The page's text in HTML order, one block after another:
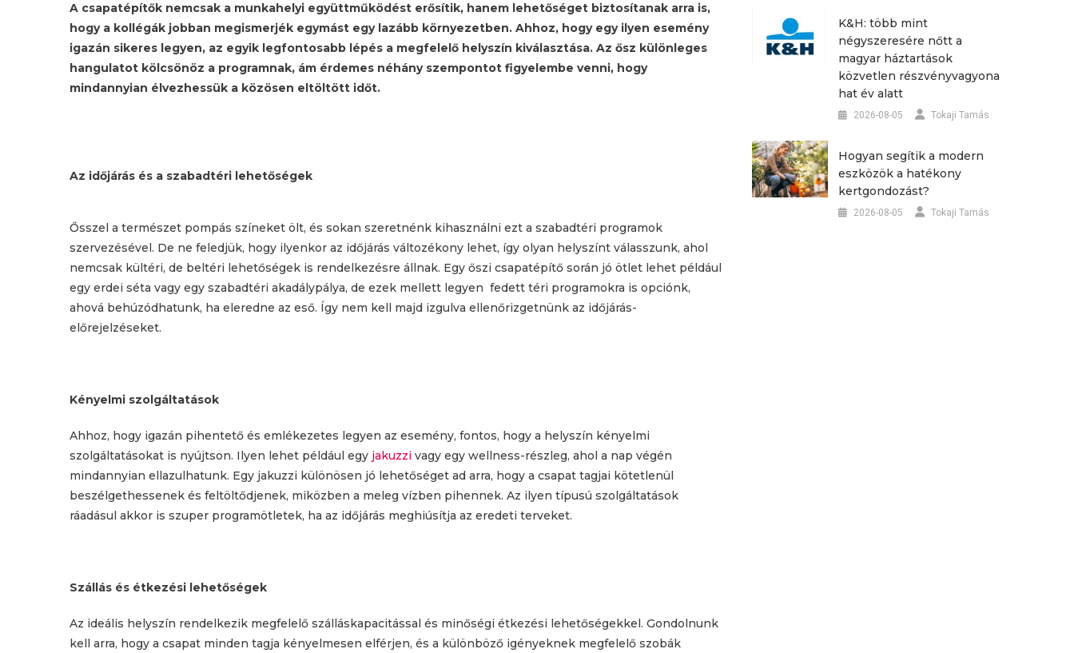
A csapatépítők nemcsak a munkahelyi együttműködést erősítik, hanem lehetőséget biztosítanak arra is,
hogy a kollégák jobban megismerjék egymást egy lazább környezetben. Ahhoz, hogy egy ilyen esemény
igazán sikeres legyen, az egyik legfontosabb lépés a megfelelő helyszín kiválasztása. Az ősz különleges
hangulatot kölcsönöz a programnak, ám érdemes néhány szempontot figyelembe venni, hogy
mindannyian élvezhessük a közösen eltöltött időt.
Az időjárás és a szabadtéri lehetőségek
Ősszel a természet pompás színeket ölt, és sokan szeretnénk kihasználni ezt a szabadtéri programok
szervezésével. De ne feledjük, hogy ilyenkor az időjárás változékony lehet, így olyan helyszínt válasszunk, ahol
nemcsak kültéri, de beltéri lehetőségek is rendelkezésre állnak. Egy őszi csapatépítő során jó ötlet lehet például
egy erdei séta vagy egy szabadtéri akadálypálya, de ezek mellett legyen fedett téri programokra is opciónk,
ahová behúzódhatunk, ha eleredne az eső. Így nem kell majd izgulva ellenőrizgetnünk az időjárás-
előrejelzéseket.
Kényelmi szolgáltatások
Ahhoz, hogy igazán pihentető és emlékezetes legyen az esemény, fontos, hogy a helyszín kényelmi
szolgáltatásokat is nyújtson. Ilyen lehet például egy jakuzzi vagy egy wellness-részleg, ahol a nap végén
mindannyian ellazulhatunk. Egy jakuzzi különösen jó lehetőséget ad arra, hogy a csapat tagjai kötetlenül
beszélgethessenek és feltöltődjenek, miközben a meleg vízben pihennek. Az ilyen típusú szolgáltatások
ráadásul akkor is szuper programötletek, ha az időjárás meghiúsítja az eredeti terveket.
Szállás és étkezési lehetőségek
Az ideális helyszín rendelkezik megfelelő szálláskapacitással és minőségi étkezési lehetőségekkel. Gondolnunk
kell arra, hogy a csapat minden tagja kényelmesen elférjen, és a különböző igényeknek megfelelő szobák
K&H: több mint
négyszeresére nőtt a
magyar háztartások
közvetlen részvényvagyona
hat év alatt
2026-08-05 Tokaji Tamás
Hogyan segítik a modern
eszközök a hatékony
kertgondozást?
2026-08-05 Tokaji Tamás